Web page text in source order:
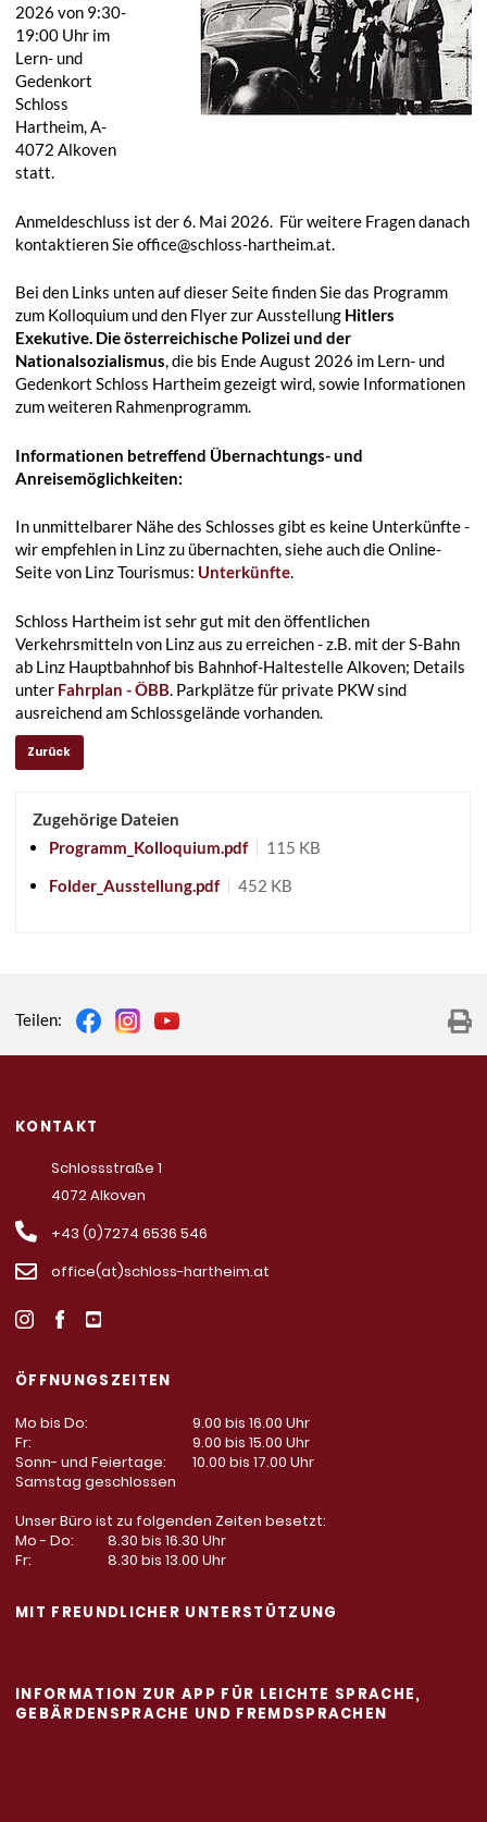
2026 von 9:30-
19:00 Uhr im
Lern- und
Gedenkort
Schloss
Hartheim, A-
4072 Alkoven
statt.
Anmeldeschluss ist der 6. Mai 2026. Für weitere Fragen danach
kontaktieren Sie office@schloss-hartheim.at.
Bei den Links unten auf dieser Seite finden Sie das Programm
zum Kolloquium und den Flyer zur Ausstellung Hitlers
Exekutive. Die österreichische Polizei und der
Nationalsozialismus, die bis Ende August 2026 im Lern- und
Gedenkort Schloss Hartheim gezeigt wird, sowie Informationen
zum weiteren Rahmenprogramm.
Informationen betreffend Übernachtungs- und
Anreisemöglichkeiten:
In unmittelbarer Nähe des Schlosses gibt es keine Unterkünfte -
wir empfehlen in Linz zu übernachten, siehe auch die Online-
Seite von Linz Tourismus: Unterkünfte.
Schloss Hartheim ist sehr gut mit den öffentlichen
Verkehrsmitteln von Linz aus zu erreichen - z.B. mit der S-Bahn
ab Linz Hauptbahnhof bis Bahnhof-Haltestelle Alkoven; Details
unter Fahrplan - ÖBB. Parkplätze für private PKW sind
ausreichend am Schlossgelände vorhanden.
Zurück
Zugehörige Dateien
Programm_Kolloquium.pdf
115 KB
Folder_Ausstellung.pdf
452 KB
Teilen:
KONTAKT
Schlossstraße 1
4072 Alkoven
+43 (0)7274 6536 546
office(at)schloss-hartheim.at
ÖFFNUNGSZEITEN
Mo bis Do:
9.00 bis 16.00 Uhr
Fr:
9.00 bis 15.00 Uhr
Sonn- und Feiertage:
10.00 bis 17.00 Uhr
Samstag geschlossen
Unser Büro ist zu folgenden Zeiten besetzt:
Mo - Do:
8.30 bis 16.30 Uhr
Fr:
8.30 bis 13.00 Uhr
MIT FREUNDLICHER UNTERSTÜTZUNG
INFORMATION ZUR APP FÜR LEICHTE SPRACHE,
GEBÄRDENSPRACHE UND FREMDSPRACHEN